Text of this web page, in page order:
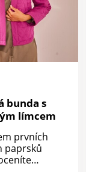
bunda s
límcem
prvních
paprsků